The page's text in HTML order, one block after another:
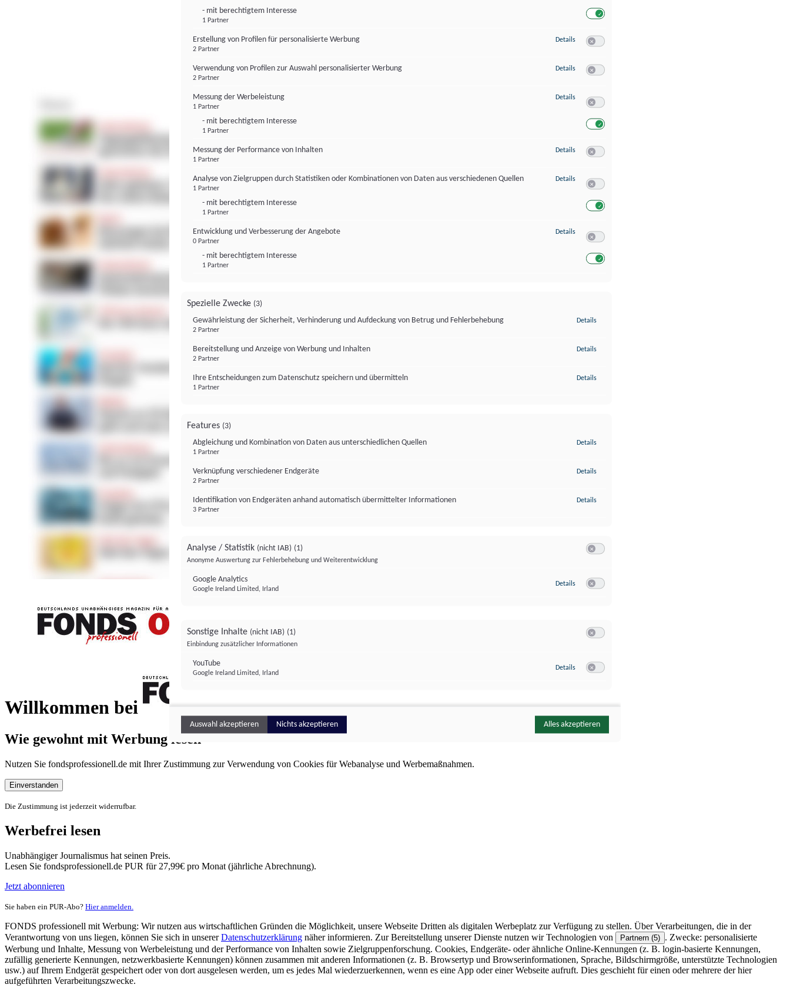
Willkommen bei
FONDS professionell
Wie gewohnt mit Werbung lesen
Nutzen Sie fondsprofessionell.de mit Ihrer Zustimmung zur Verwendung von Cookies für Webanalyse und Werbemaßnahmen.
Einverstanden
Die Zustimmung ist jederzeit widerrufbar.
Werbefrei lesen
Unabhängiger Journalismus hat seinen Preis.
Lesen Sie fondsprofessionell.de PUR für 27,99€ pro Monat (jährliche Abrechnung).
Jetzt abonnieren
Sie haben ein PUR-Abo? Hier anmelden.
FONDS professionell mit Werbung: Wir nutzen aus wirtschaftlichen Gründen die Möglichkeit, unsere Webseite Dritten als digitalen Werbeplatz zur Verfügung zu stellen. Über Verarbeitungen, die in der
Verantwortung von uns liegen, können Sie sich in unsererDatenschutzerklärung näher informieren. Zur Bereitstellung unserer Dienste nutzen wir Technologien von Partnern (5) . Zwecke: personalisierte
Werbung und Inhalte, Messung von Werbeleistung und der Performance von Inhalten sowie Zielgruppenforschung. Cookies, Endgeräte- oder ähnliche Online-Kennungen (z. B. login-basierte Kennungen,
zufällig generierte Kennungen, netzwerkbasierte Kennungen) können zusammen mit anderen Informationen (z. B. Browsertyp und Browserinformationen, Sprache, Bildschirmgröße, unterstützte Technologien
usw.) auf Ihrem Endgerät gespeichert oder von dort ausgelesen werden, um es jedes Mal wiederzuerkennen, wenn es eine App oder einer Webseite aufruft. Dies geschieht für einen oder mehrere der hier
aufgeführten Verarbeitungszwecke.
- mit berechtigtem Interesse
1 Partner
Erstellung von Profilen für personalisierte Werbung
2 Partner
Details zu Erstellung von Profilen für personalisierte Werbung
Verwendung von Profilen zur Auswahl personalisierter Werbung
2 Partner
Details zu Verwendung von Profilen zur Auswahl personalisierter Werbung
Messung der Werbeleistung
1 Partner
- mit berechtigtem Interesse
1 Partner
Details zu Messung der Werbeleistung
Messung der Performance von Inhalten
1 Partner
Details zu Messung der Performance von Inhalten
Analyse von Zielgruppen durch Statistiken oder Kombinationen von Daten aus verschiedenen Quellen
1 Partner
- mit berechtigtem Interesse
1 Partner
Details zu Analyse von Zielgruppen durch Statistiken oder Kombinationen von
Entwicklung und Verbesserung der Angebote
0 Partner
- mit berechtigtem Interesse
1 Partner
Details zu Entwicklung und Verbesserung der Angebote
Spezielle Zwecke (3)
Gewährleistung der Sicherheit, Verhinderung und Aufdeckung von Betrug und Fehlerbehebung
2 Partner
Details
Bereitstellung und Anzeige von Werbung und Inhalten
2 Partner
Details
Ihre Entscheidungen zum Datenschutz speichern und übermitteln
1 Partner
Details
Features (3)
Abgleichung und Kombination von Daten aus unterschiedlichen Quellen
1 Partner
Details
Verknüpfung verschiedener Endgeräte
2 Partner
Details
Identifikation von Endgeräten anhand automatisch übermittelter Informationen
3 Partner
Details
Analyse / Statistik (nicht IAB) (1)
Anonyme Auswertung zur Fehlerbehebung und Weiterentwicklung
Google Analytics
Google Ireland Limited, Irland
Details zu Google Analytics
Sonstige Inhalte (nicht IAB) (1)
Einbindung zusätzlicher Informationen
YouTube
Google Ireland Limited, Irland
Details zu YouTube
Auswahl akzeptieren Nichts akzeptieren Alles akzeptieren